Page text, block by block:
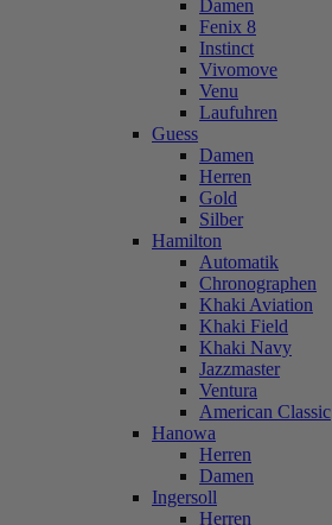
Damen
Fenix 8
Instinct
Vivomove
Venu
Laufuhren
Guess
Damen
Herren
Gold
Silber
Hamilton
Automatik
Chronographen
Khaki Aviation
Khaki Field
Khaki Navy
Jazzmaster
Ventura
American Classic
Hanowa
Herren
Damen
Ingersoll
Herren